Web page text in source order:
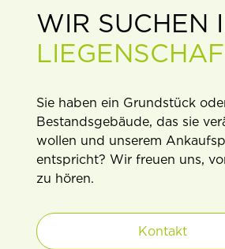
WIR SUCHEN
Sie haben ein Grundstück
Bestandsgebäude, das sie
wollen und unserem
entspricht? Wir freuen uns,
zu hören.
Kontakt